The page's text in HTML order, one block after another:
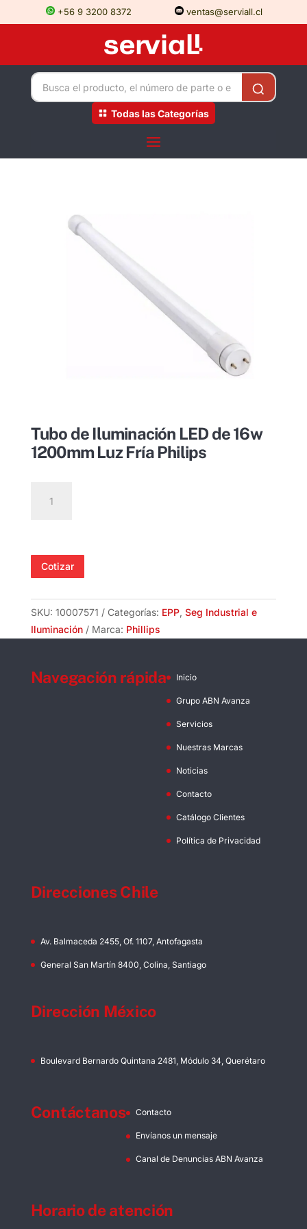
+56 9 3200 8372 ventas@serviall.cl
Todas las Categorías
Tubo de Iluminación LED de 16w
1200mm Luz Fría Philips
de
16w
Luz
Fría
Cotizar
SKU: 10007571 Categorías: EPP, Seg Industrial e
Iluminación
Marca: Phillips
Navegación rápida Inicio
Grupo ABN Avanza
Servicios
Nuestras Marcas
Noticias
Contacto
Catálogo Clientes
Política de Privacidad
Direcciones Chile
Av. Balmaceda 2455, Of. 1107, Antofagasta
General San Martín 8400, Colina, Santiago
Dirección México
Boulevard Bernardo Quintana 2481, Módulo 34, Querétaro
Contáctanos Contacto
Envíanos un mensaje
Canal de Denuncias ABN Avanza
Horario de atención